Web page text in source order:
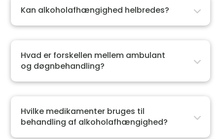
Kan alkoholafhængighed helbredes?
Hvad er forskellen mellem ambulant
og døgnbehandling?
Hvilke medikamenter bruges til
behandling af alkoholafhængighed?